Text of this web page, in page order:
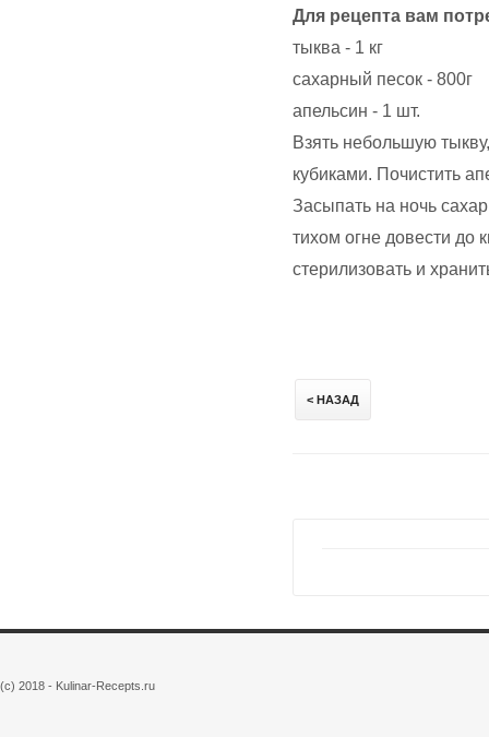
Для рецепта вам
тыква - 1 кг
сахарный песок - 800г
апельсин - 1 шт.
Взять небольшую
кубиками. Почистить
Засыпать на ночь
тихом огне довести до
стерилизовать и
< НАЗАД
(c) 2018 - Kulinar-Recepts.ru